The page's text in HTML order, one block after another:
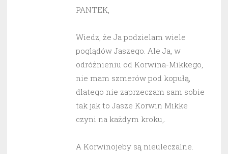
PANTEK,
Wiedz, że Ja podzielam wiele
poglądów Jaszego. Ale Ja, w
odróżnieniu od Korwina-Mikkego,
nie mam szmerów pod kopułą,
dlatego nie zaprzeczam sam sobie
tak jak to Jasze Korwin Mikke
czyni na każdym kroku,.
A Korwinojeby są nieuleczalne.